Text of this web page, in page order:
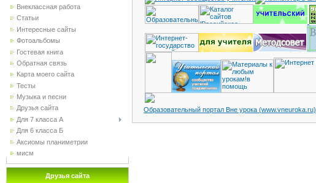
Внеклассная работа
Статьи
Интересные сайты
Фотоальбомы
Гостевая книга
Обратная связь
Карта моего сайта
Тесты
Музыка и песни
Друзья сайта
Для 7 класса А
Для 6 класса Б
Аксиомы планиметрии
мисм
Друзья сайта
Образовательный портал Вне урока (www.vneuroka.ru)